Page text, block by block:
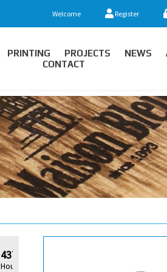
Welcome Register
PRINTING PROJECTS NEWS
CONTACT
Houten
437194